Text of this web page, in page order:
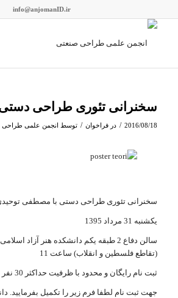
info@anjomanID.ir
سخنرانی تئوری طراحی
2016/08/18
/ در فراخوان / توسط انجمن علمی طراحی
سخنرانی تئوری طراحی دستی با مصطفی
یکشنبه 31 مرداد 1395
سالن دفاع 2 طبقه یکم دانشکده هنر آزاد
(تقاطع فلسطین و انقلاب) ساعت 11
ثبت نام رایگان و محدود با ظرفیت حداکثر 30 نفر میباشد.
جهت ثبت نام لطفا فرم زیر را تکمیل بفرمایید.